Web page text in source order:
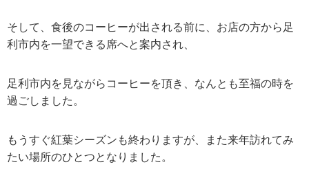
そして、食後のコーヒーが出される前に、お店の方から足
利市内を一望できる席へと案内され、
足利市内を見ながらコーヒーを頂き、なんとも至福の時を
過ごしました。
もうすぐ紅葉シーズンも終わりますが、また来年訪れてみ
たい場所のひとつとなりました。